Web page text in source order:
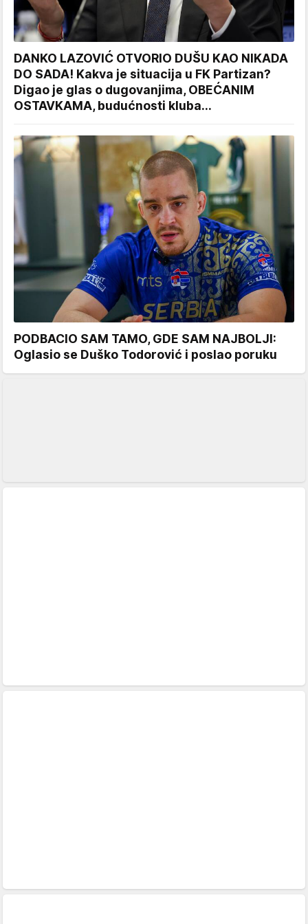
DANKO LAZOVIĆ OTVORIO DUŠU KAO NIKADA
DO SADA! Kakva je situacija u FK Partizan?
Digao je glas o dugovanjima, OBEĆANIM
OSTAVKAMA, budućnosti kluba...
PODBACIO SAM TAMO, GDE SAM NAJBOLJI:
Oglasio se Duško Todorović i poslao poruku